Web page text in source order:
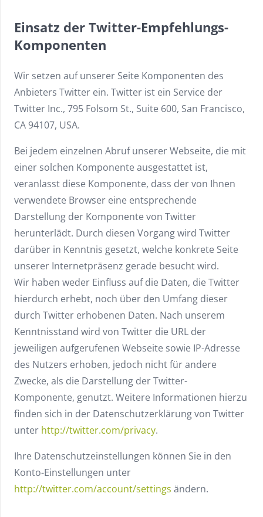
Einsatz der Twitter-Empfehlungs-
Komponenten
Wir setzen auf unserer Seite Komponenten des
Anbieters Twitter ein. Twitter ist ein Service der
Twitter Inc., 795 Folsom St., Suite 600, San Francisco,
CA 94107, USA.
Bei jedem einzelnen Abruf unserer Webseite, die mit
einer solchen Komponente ausgestattet ist,
veranlasst diese Komponente, dass der von Ihnen
verwendete Browser eine entsprechende
Darstellung der Komponente von Twitter
herunterlädt. Durch diesen Vorgang wird Twitter
darüber in Kenntnis gesetzt, welche konkrete Seite
unserer Internetpräsenz gerade besucht wird.
Wir haben weder Einfluss auf die Daten, die Twitter
hierdurch erhebt, noch über den Umfang dieser
durch Twitter erhobenen Daten. Nach unserem
Kenntnisstand wird von Twitter die URL der
jeweiligen aufgerufenen Webseite sowie IP-Adresse
des Nutzers erhoben, jedoch nicht für andere
Zwecke, als die Darstellung der Twitter-
Komponente, genutzt. Weitere Informationen hierzu
finden sich in der Datenschutzerklärung von Twitter
unter http://twitter.com/privacy.
Ihre Datenschutzeinstellungen können Sie in den
Konto-Einstellungen unter
http://twitter.com/account/settings ändern.